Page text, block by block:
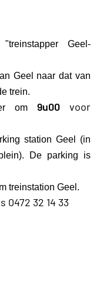
Geel-
Geel naar dat van
trein.
om9u00 voor
station Geel (in
De parking is
treinstation Geel.
0472 32 14 33